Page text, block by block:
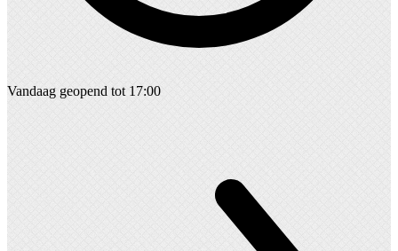
Vandaag geopend tot 17:00